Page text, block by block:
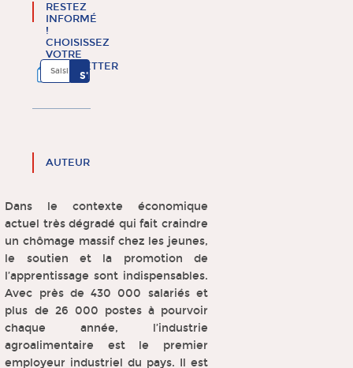
RESTEZ
INFORMÉ
!
CHOISISSEZ
VOTRE
NEWSLETTER
AUTEUR
Dans le contexte économique
actuel très dégradé qui fait craindre
un chômage massif chez les jeunes,
le soutien et la promotion de
l’apprentissage sont indispensables.
Avec près de 430 000 salariés et
plus de 26 000 postes à pourvoir
chaque année, l’industrie
agroalimentaire est le premier
employeur industriel du pays. Il est